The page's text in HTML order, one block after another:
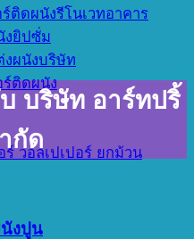
ติดผนังรีโนเวทอาคาร
งยิปซั่ม
งผนังบริษัท
ร์ติดผนัง
วอลเปเปอร์ ยกม้วน
งปูน
บริษัท อาร์ทปริ้
กัด